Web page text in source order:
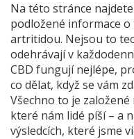
Na této stránce
podložené informace
artritidou. Nejsou to
odehrávají v
CBD fungují nejlépe,
co dělat, když se vám
Všechno to je
které nám lidé píší – a
výsledcích, které jsme